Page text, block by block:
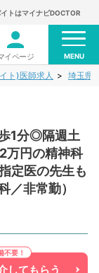
トはマイナビDOCTOR
イページ MENU
ト)医師求人 埼玉県
1分◎隔週土
万円の精神科
定医の先生も
／非常勤）
してもらう